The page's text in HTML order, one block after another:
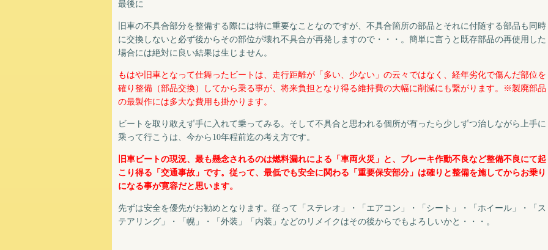
最後に
旧車の不具合部分を整備する際には特に重要なことなのですが、不具合箇所の部品とそれに付随する部品も同時
に交換しないと必ず後からその部位が壊れ不具合が再発しますので・・・。簡単に言うと既存部品の再使用した
場合には絶対に良い結果は生じません。
もはや旧車となって仕舞ったビートは、走行距離が「多い、少ない」の云々ではなく、経年劣化で傷んだ部位を
確り整備（部品交換）してから乗る事が、将来負担となり得る維持費の大幅に削減にも繋がります。※製廃部品
の最製作には多大な費用も掛かります。
ビートを取り敢えず手に入れて乗ってみる。そして不具合と思われる個所が有ったら少しずつ治しながら上手に
乘って行こうは、今から10年程前迄の考え方です。
旧車ビートの現況、最も懸念されるのは燃料漏れによる「車両火災」と、ブレーキ作動不良など整備不良にて起
こり得る「交通事故」です。従って、最低でも安全に関わる「重要保安部分」は確りと整備を施してからお乗り
になる事が寛容だと思います。
先ずは安全を優先がお勧めとなります。従って「ステレオ」・「エアコン」・「シート」・「ホイール」・「ス
テアリング」・「幌」・「外装」「内装」などのリメイクはその後からでもよろしいかと・・・。